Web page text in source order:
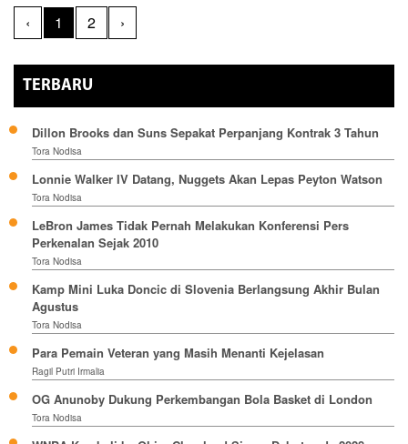
‹ 1 2 ›
TERBARU
Dillon Brooks dan Suns Sepakat Perpanjang Kontrak 3 Tahun
Tora Nodisa
Lonnie Walker IV Datang, Nuggets Akan Lepas Peyton Watson
Tora Nodisa
LeBron James Tidak Pernah Melakukan Konferensi Pers
Perkenalan Sejak 2010
Tora Nodisa
Kamp Mini Luka Doncic di Slovenia Berlangsung Akhir Bulan
Agustus
Tora Nodisa
Para Pemain Veteran yang Masih Menanti Kejelasan
Ragil Putri Irmalia
OG Anunoby Dukung Perkembangan Bola Basket di London
Tora Nodisa